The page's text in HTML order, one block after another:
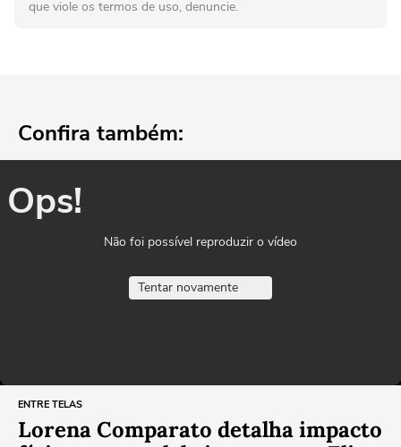
que viole os termos de uso, denuncie.
Confira também:
Ops!
Não foi possível reproduzir o vídeo
Tentar novamente
ENTRE TELAS
Lorena Comparato detalha impacto